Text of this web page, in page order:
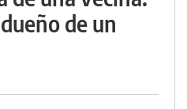
de un